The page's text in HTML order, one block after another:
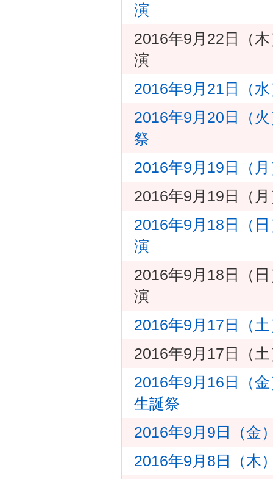
演
2016年9月22日（
演
2016年9月21日（
2016年9月20日（
祭
2016年9月19日（
2016年9月19日（
2016年9月18日（
演
2016年9月18日（
演
2016年9月17日（
2016年9月17日（
2016年9月16日（
生誕祭
2016年9月9日（金
2016年9月8日（木